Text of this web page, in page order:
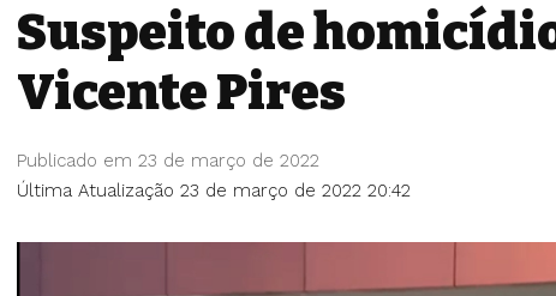
Suspeito de
Vicente Pires
Última Atualização 23 de março de 2022 20:42
Publicado em 23 de março de 2022